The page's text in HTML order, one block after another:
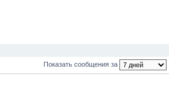
Показать сообщения за